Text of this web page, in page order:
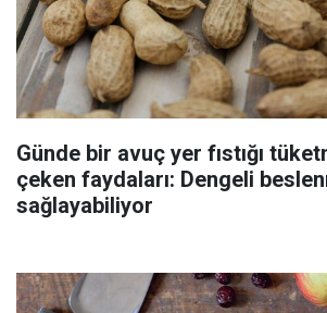
Günde bir avuç yer fıstığı
çeken faydaları: Dengeli
sağlayabiliyor